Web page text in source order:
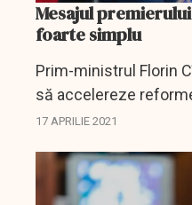
Mesajul
foarte simplu
Prim-ministrul Florin
să accelereze
care le conduc, dar şi
perspectivei de...
17 APRILIE 2021